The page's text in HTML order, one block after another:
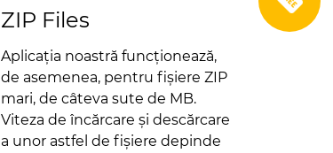
ZIP Files
Aplicația noastră funcționează,
de asemenea, pentru fișiere ZIP
mari, de câteva sute de MB.
Viteza de încărcare și descărcare
a unor astfel de fișiere depinde